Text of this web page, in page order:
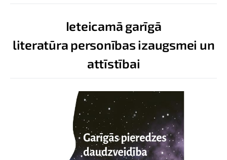
Ieteicamā garīgā
literatūra personības izaugsmei un
attīstībai